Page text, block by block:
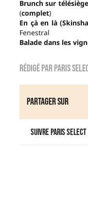
Brunch sur
(complet)
En çà en là
Fenestral
Balade dans les
Rédigé parParis
Partager sur
Suivre Paris